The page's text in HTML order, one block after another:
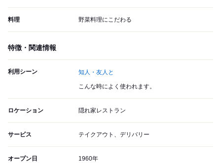
料理 野菜料理にこだわる
特徴・関連情報
利用シーン 知人・友人と
こんな時によく使われます。
ロケーション 隠れ家レストラン
サービス テイクアウト、デリバリー
オープン日 1960年